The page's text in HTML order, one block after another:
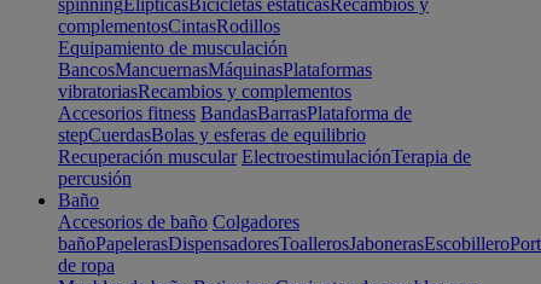
spinningElípticasBicicletas estáticasRecambios y
complementosCintasRodillos
Equipamiento de musculación
BancosMancuernasMáquinasPlataformas
vibratoriasRecambios y complementos
Accesorios fitness BandasBarrasPlataforma de
stepCuerdasBolas y esferas de equilibrio
Recuperación muscular ElectroestimulaciónTerapia de
percusión
Baño
Accesorios de baño Colgadores
bañoPapelerasDispensadoresToallerosJabonerasEscobillero
de ropa